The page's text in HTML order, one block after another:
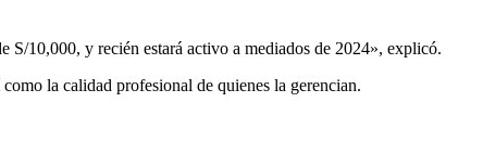
S/10,000, y recién estará activo a mediados de 2024», explicó.
la calidad profesional de quienes la gerencian.